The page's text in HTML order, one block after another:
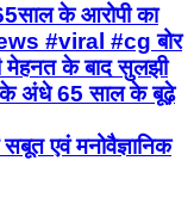
के आरोपी का
#viral #cg बोर
मेहनत के बाद सुलझी
के अंधे 65 साल के बूढ़े
एवं मनोवैज्ञानिक